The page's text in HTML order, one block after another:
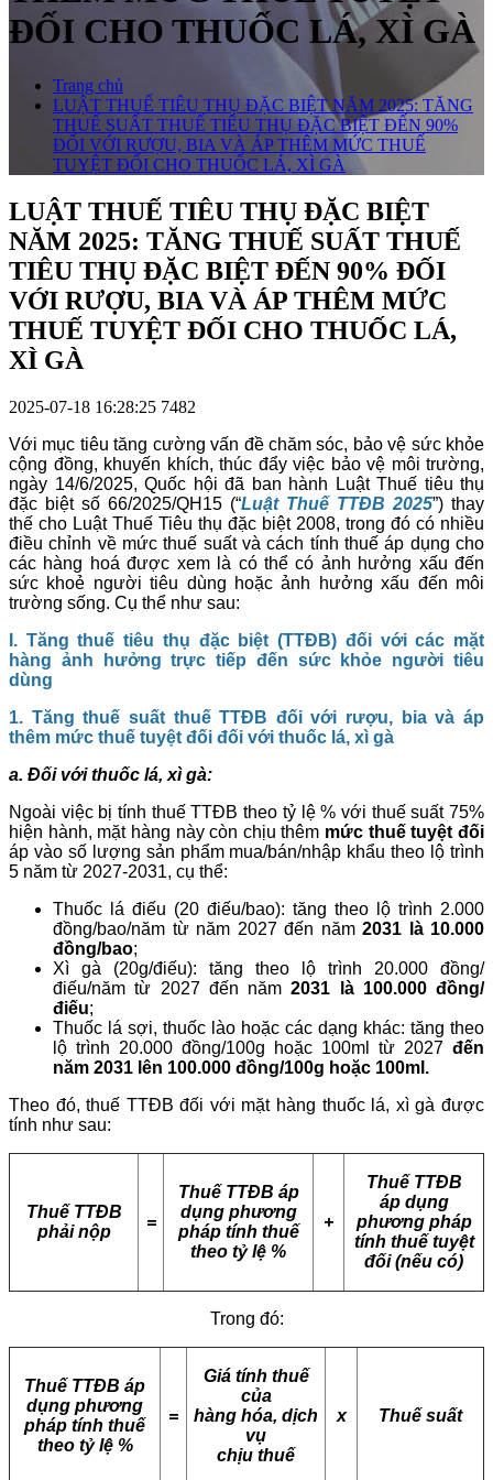
ĐỐI CHO THUỐC LÁ, XÌ GÀ
Trang chủ
LUẬT THUẾ TIÊU THỤ ĐẶC BIỆT NĂM 2025: TĂNG
THUẾ SUẤT THUẾ TIÊU THỤ ĐẶC BIỆT ĐẾN 90%
ĐỐI VỚI RƯỢU, BIA VÀ ÁP THÊM MỨC THUẾ
TUYỆT ĐỐI CHO THUỐC LÁ, XÌ GÀ
LUẬT THUẾ TIÊU THỤ ĐẶC BIỆT
NĂM 2025: TĂNG THUẾ SUẤT THUẾ
TIÊU THỤ ĐẶC BIỆT ĐẾN 90% ĐỐI
VỚI RƯỢU, BIA VÀ ÁP THÊM MỨC
THUẾ TUYỆT ĐỐI CHO THUỐC LÁ,
XÌ GÀ
2025-07-18 16:28:25 7482
Với mục tiêu tăng cường vấn đề chăm sóc, bảo vệ sức khỏe
cộng đồng, khuyến khích, thúc đẩy việc bảo vệ môi trường,
ngày 14/6/2025, Quốc hội đã ban hành Luật Thuế tiêu thụ
đặc biệt số 66/2025/QH15 (“Luật Thuế TTĐB 2025”) thay
thế cho Luật Thuế Tiêu thụ đặc biệt 2008, trong đó có nhiều
điều chỉnh về mức thuế suất và cách tính thuế áp dụng cho
các hàng hoá được xem là có thể có ảnh hưởng xấu đến
sức khoẻ người tiêu dùng hoặc ảnh hưởng xấu đến môi
trường sống. Cụ thể như sau:
I. Tăng thuế tiêu thụ đặc biệt (TTĐB) đối với các mặt
hàng ảnh hưởng trực tiếp đến sức khỏe người tiêu
dùng
1. Tăng thuế suất thuế TTĐB đối với rượu, biavà áp
thêm mức thuế tuyệt đối đối với thuốc lá, xì gà
a. Đối với thuốc lá, xì gà:
Ngoài việc bị tính thuế TTĐB theo tỷ lệ % với thuế suất 75%
hiện hành, mặt hàng này còn chịu thêm mức thuế tuyệt đối
áp vào số lượng sản phẩm mua/bán/nhập khẩu theo lộ trình
5 năm từ 2027-2031, cụ thể:
Thuốc lá điếu (20 điếu/bao): tăng theo lộ trình 2.000
đồng/bao/năm từ năm 2027 đến năm 2031 là 10.000
đồng/bao;
Xì gà (20g/điếu): tăng theo lộ trình 20.000 đồng/
điếu/năm từ 2027 đến năm2031 là 100.000 đồng/
điếu;
Thuốc lá sợi, thuốc lào hoặc các dạng khác: tăng theo
lộ trình 20.000 đồng/100g hoặc 100ml từ 2027 đến
năm 2031 lên 100.000 đồng/100g hoặc 100ml.
Theo đó, thuế TTĐB đối với mặt hàng thuốc lá, xì gà được
tính như sau:
Thuế TTĐB
phải nộp
=
Thuế TTĐB áp
dụng phương
pháp tính thuế
theo tỷ lệ %
+
Thuế TTĐB
áp dụng
phương pháp
tính thuế tuyệt
đối (nếu có)
Trong đó:
Thuế TTĐB áp
dụng phương
pháp tính thuế
theo tỷ lệ %
=
Giá tính thuế
của
hàng hóa, dịch
vụ
chịu thuế
x Thuế suất